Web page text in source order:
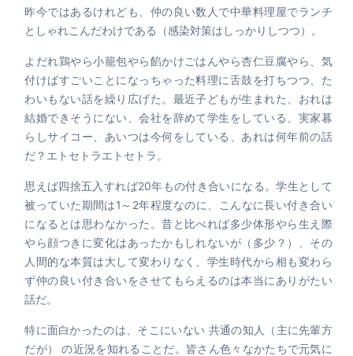
昨今ではあるけれども、仲の良い数人で中華料理屋でランチ
としゃれこんだわけである（感染対策はしっかりしつつ）。
よだれ鶏やら小籠包やら餡かけごはんやら杏仁豆腐やら、気
付けばすごいことになっちゃった料理に舌鼓を打ちつつ、た
わいもない話を繰り広げた。最近子どもが生まれた、おれは
結婚できそうにない、会社を辞めて学生をしている、実家暮
らしサイコー、あいつは今何をしている、あれは何年前の話
だ？エトセトラエトセトラ。
思えば四捨五入すれば20年もの付き合いになる。学生として
被っていた期間は1～2年程度なのに、こんなに長い付き合い
になるとは思わなかった。昔と比べれば多少体形やら生え際
やら顔つきに変化はあったかもしれないが（多少？）、その
人間的な本質は大して変わりなく、学生時代から相も変わら
ず仲の良い付き合いをさせてもらえるのは本当にありがたい
話だ。
特に面白かったのは、そこにいない 共通の知人（主に先輩方
だが） の近況を知れることだ。皆さん色々なかたちで元気に